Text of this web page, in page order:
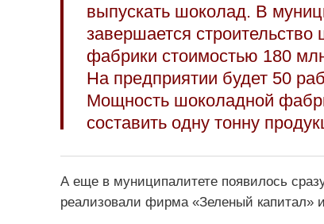
выпускать шоколад. В
завершается строительство
фабрики стоимостью 180
На предприятии будет 50
Мощность шоколадной
составить одну тонну
А еще в муниципалитете появилось
реализовали фирма «Зеленый капитал»